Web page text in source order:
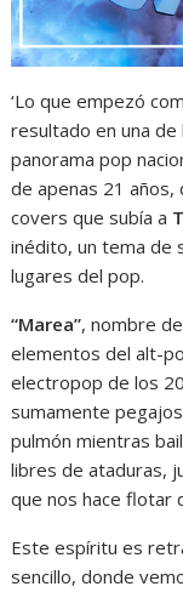
‘Lo que empezó
resultado en una
panorama pop
de apenas 21 años,
covers que subía a
inédito, un tema de
lugares del pop.
“Marea”, nombre
elementos del alt-
electropop de los
sumamente
pulmón mientras
libres de ataduras,
que nos hace flotar
Este espíritu es
sencillo, donde